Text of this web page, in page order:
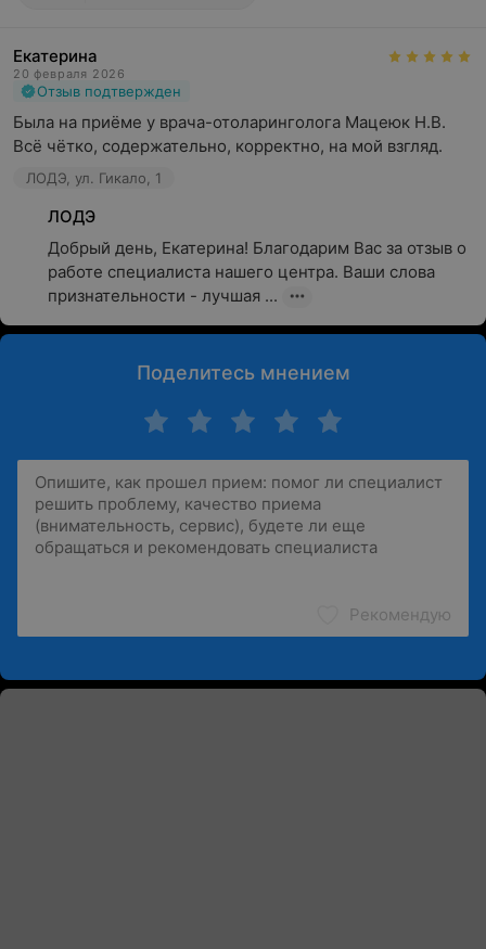
Екатерина
20 февраля 2026
Отзыв подтвержден
Была на приёме у врача-отоларинголога Мацеюк Н.В.
Всё чётко, содержательно, корректно, на мой взгляд.
ЛОДЭ, ул. Гикало, 1
ЛОДЭ
Добрый день, Екатерина! Благодарим Вас за отзыв о
работе специалиста нашего центра. Ваши слова
признательности - лучшая ...
Поделитесь мнением
Рекомендую